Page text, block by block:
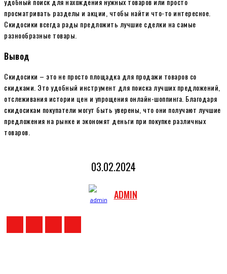
просматривать разделы и акции, чтобы найти что-то интересное.
Скидосики всегда рады предложить лучшие сделки на самые
разнообразные товары.
Вывод
Скидосики – это не просто площадка для продажи товаров со
скидками. Это удобный инструмент для поиска лучших предложений,
отслеживания истории цен и упрощения онлайн-шоппинга. Благодаря
скидосикам покупатели могут быть уверены, что они получают лучшие
предложения на рынке и экономят деньги при покупке различных
товаров.
03.02.2024
ADMIN